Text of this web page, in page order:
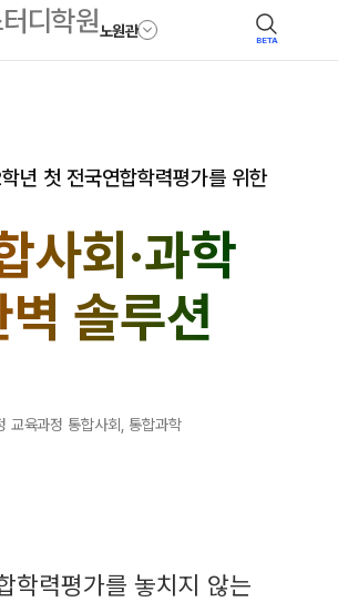
노원관 BETA
년 첫 전국연합학력평가를 위한
사회·과학
벽 솔루션
교육과정 통합사회, 통합과학
학력평가를 놓치지 않는